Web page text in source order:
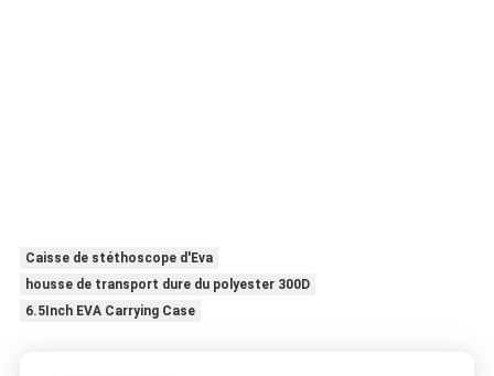
Caisse de stéthoscope d'Eva
housse de transport dure du polyester 300D
6.5Inch EVA Carrying Case